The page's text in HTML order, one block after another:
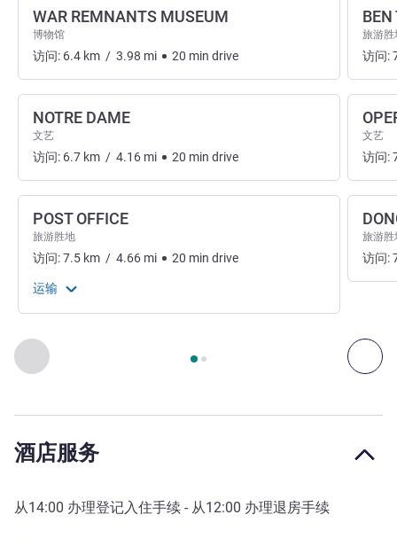
上一个 - 艺术、文化和娱乐 下
第 页，共 , 艺术、文化和娱乐 1 :, 艺术、文化和娱乐 2 :
WAR REMNANTS MUSEUM
博物馆
访问: 6.4 km / 3.98 mi 20 min drive
NOTRE DAME
文艺
访问: 6.7 km / 4.16 mi 20 min drive
POST OFFICE
旅游胜地
访问:7.5 km / 4.66 mi 20 min drive
运输
旅游胜
访问:
文艺
访问:
旅游胜
访问:
酒店服务
从14:00 办理登记入住手续 - 从12:00 办理退房手续